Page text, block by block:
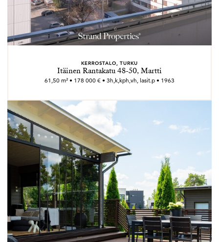
KERROSTALO, TURKU
Itäinen Rantakatu 48-50, Martti
61,50 m² • 178 000 € • 3h,k,kph,vh, lasit.p • 1963